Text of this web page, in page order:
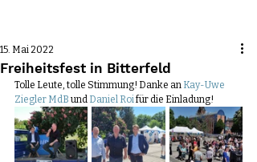
Freiheitsfest in Bitterfeld
15. Mai 2022
Tolle Leute, tolle Stimmung! Danke an Kay-Uwe
Ziegler MdB und Daniel Roi für die Einladung!